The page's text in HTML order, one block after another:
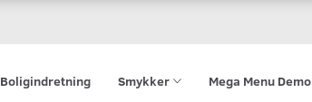
Boligindretning Smykker Mega Menu Demo